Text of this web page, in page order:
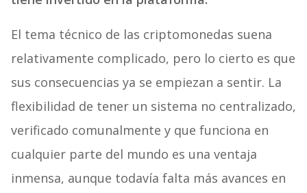
El tema técnico de las criptomonedas suena
relativamente complicado, pero lo cierto es que
sus consecuencias ya se empiezan a sentir. La
flexibilidad de tener un sistema no centralizado,
verificado comunalmente y que funciona en
cualquier parte del mundo es una ventaja
inmensa, aunque todavía falta más avances en